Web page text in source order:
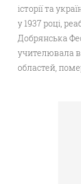
історії та
у 1937 році,
Добрянська
учителювала в
областей,